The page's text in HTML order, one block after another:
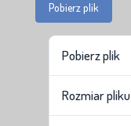
Pobierz plik
Pobierz plik
Rozmiar pliku